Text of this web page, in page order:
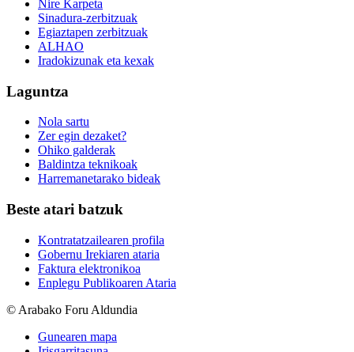
Nire Karpeta
Sinadura-zerbitzuak
Egiaztapen zerbitzuak
ALHAO
Iradokizunak eta kexak
Laguntza
Nola sartu
Zer egin dezaket?
Ohiko galderak
Baldintza teknikoak
Harremanetarako bideak
Beste atari batzuk
Kontratatzailearen profila
Gobernu Irekiaren ataria
Faktura elektronikoa
Enplegu Publikoaren Ataria
© Arabako Foru Aldundia
Gunearen mapa